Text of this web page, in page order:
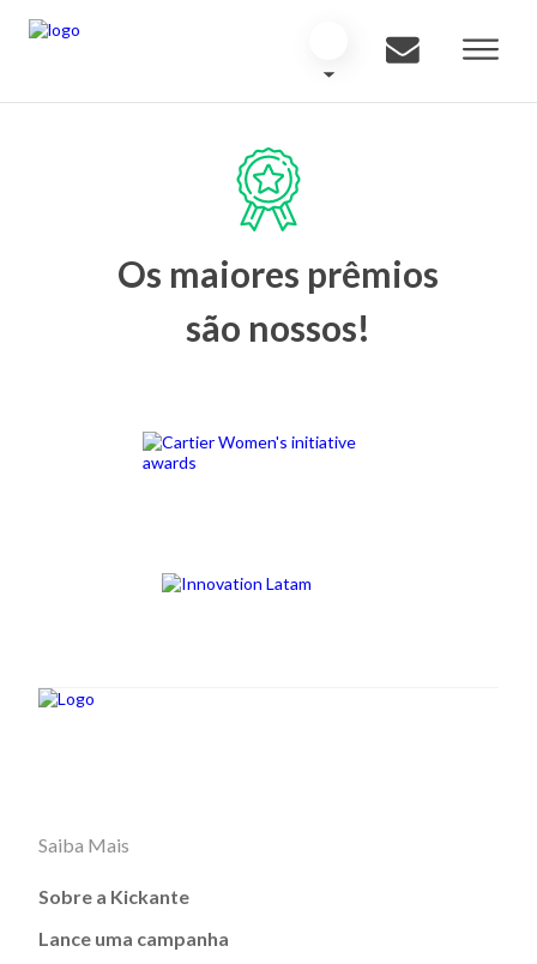
Os maiores prêmios
são nossos!
Saiba Mais
Sobre a Kickante
Lance uma campanha